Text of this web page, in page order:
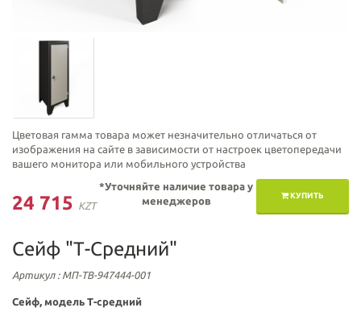
Цветовая гамма товара может незначительно отличаться от
изображения на сайте в зависимости от настроек цветопередачи
вашего монитора или мобильного устройства
24 715 KZT
КУПИТЬ
*Уточняйте наличие товара у
менеджеров
Сейф "Т-Средний"
Артикул: МП-ТВ-947444-001
Сейф, модель Т-средний